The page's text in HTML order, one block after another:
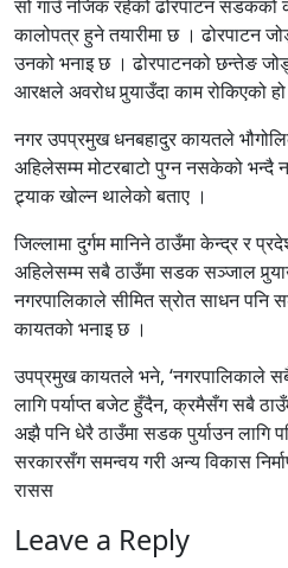
सो गाउँ नजिक रहेको ढोरपाटन
कालोपत्र हुने तयारीमा छ । ढोरपाटन
उनको भनाइ छ । ढोरपाटनको छन्तेङ
आरक्षले अवरोध पुर्‍याउँदा काम रोकिएको
नगर उपप्रमुख धनबहादुर कायतले
अहिलेसम्म मोटरबाटो पुग्न नसकेको भन्दै
ट्र्याक खोल्न थालेको बताए ।
जिल्लामा दुर्गम मानिने ठाउँमा केन्द्र र
अहिलेसम्म सबै ठाउँमा सडक सञ्जाल
नगरपालिकाले सीमित स्रोत साधन पनि
कायतको भनाइ छ ।
उपप्रमुख कायतले भने, ‘नगरपालिकाले
लागि पर्याप्त बजेट हुँदैन, क्रमैसँग सबै
अझै पनि धेरै ठाउँमा सडक पुर्याउन लागि
सरकारसँग समन्वय गरी अन्य विकास
रासस
Leave a Reply